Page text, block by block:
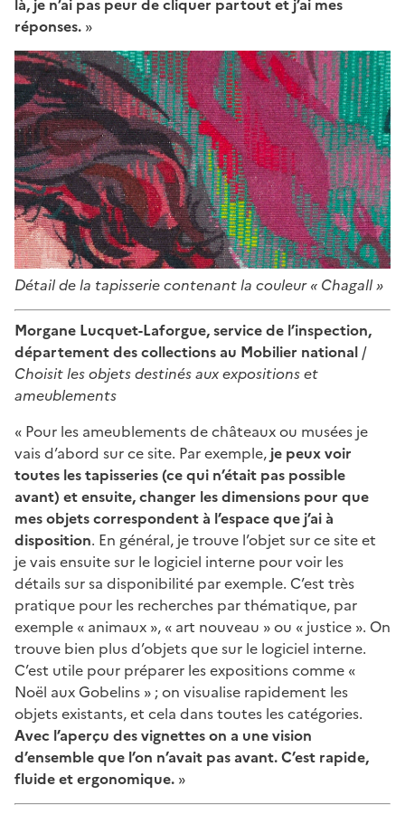
réponses. »
Détail de la tapisserie contenant la couleur « Chagall »
Morgane Lucquet-Laforgue, service de l’inspection,
département des collections au Mobilier national /
Choisit les objets destinés aux expositions et
ameublements
« Pour les ameublements de châteaux ou musées je
vais d’abord sur ce site. Par exemple, je peux voir
toutes les tapisseries (ce qui n’était pas possible
avant) et ensuite, changer les dimensions pour que
mes objets correspondent à l’espace que j’ai à
disposition. En général, je trouve l’objet sur ce site et
je vais ensuite sur le logiciel interne pour voir les
détails sur sa disponibilité par exemple. C’est très
pratique pour les recherches par thématique, par
exemple « animaux », « art nouveau » ou « justice ». On
trouve bien plus d’objets que sur le logiciel interne.
C’est utile pour préparer les expositions comme «
Noël aux Gobelins » ; on visualise rapidement les
objets existants, et cela dans toutes les catégories.
Avec l’aperçu des vignettes on a une vision
d’ensemble que l’on n’avait pas avant. C’est rapide,
fluide et ergonomique. »